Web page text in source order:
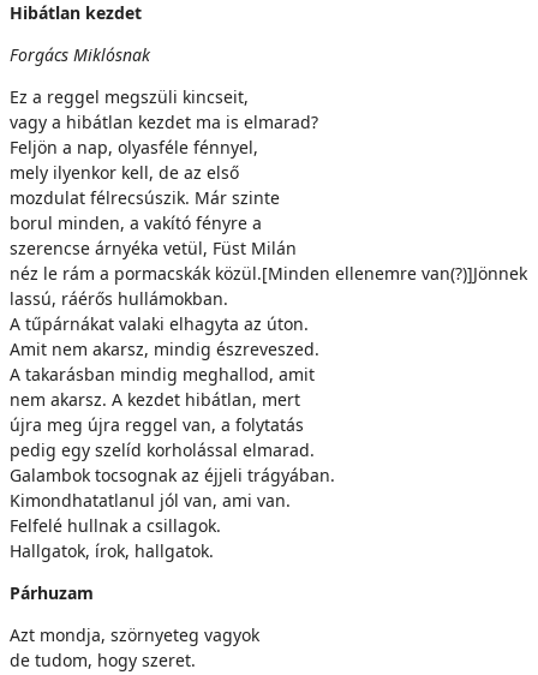
Hibátlan kezdet
Forgács Miklósnak
Ez a reggel megszüli kincseit,
vagy a hibátlan kezdet ma is elmarad?
Feljön a nap, olyasféle fénnyel,
mely ilyenkor kell, de az első
mozdulat félrecsúszik. Már szinte
borul minden, a vakító fényre a
szerencse árnyéka vetül, Füst Milán
néz le rám a pormacskák közül.[Minden ellenemre van(?)]Jönnek
lassú, ráérős hullámokban.
A tűpárnákat valaki elhagyta az úton.
Amit nem akarsz, mindig észreveszed.
A takarásban mindig meghallod, amit
nem akarsz. A kezdet hibátlan, mert
újra meg újra reggel van, a folytatás
pedig egy szelíd korholással elmarad.
Galambok tocsognak az éjjeli trágyában.
Kimondhatatlanul jól van, ami van.
Felfelé hullnak a csillagok.
Hallgatok, írok, hallgatok.
Párhuzam
Azt mondja, szörnyeteg vagyok
de tudom, hogy szeret.